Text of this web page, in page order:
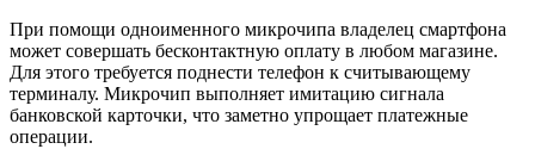
При помощи одноименного микрочипа владелец смартфона
может совершать бесконтактную оплату в любом магазине.
Для этого требуется поднести телефон к считывающему
терминалу. Микрочип выполняет имитацию сигнала
банковской карточки, что заметно упрощает платежные
операции.